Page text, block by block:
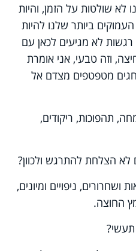
לא שולטות על הזמן, והיות
ביותר שלנו להיות
לא מגיעים לכאן עם
וזה טבעי, אני אומרת
מטפטפים מצדם אל
תהפוכות, ריקודים,
הצלחת להתרגש ולכוון?
ושחרורים, ניפויים ומיונים,
החוצה.